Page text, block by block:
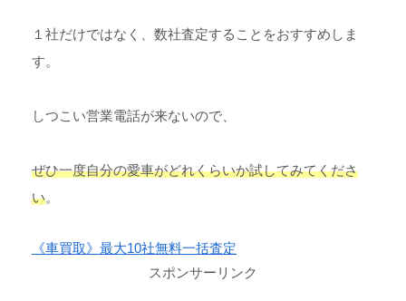
１社だけではなく、数社査定することをおすすめしま
す。
しつこい営業電話が来ないので、
ぜひ一度自分の愛車がどれくらいか試してみてくださ
い。
《車買取》最大10社無料一括査定
スポンサーリンク